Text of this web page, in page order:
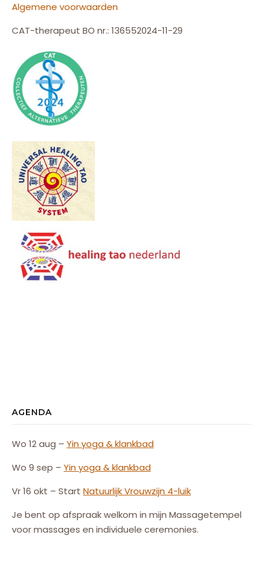
Algemene voorwaarden
CAT-therapeut BO nr.: 136552024-11-29
AGENDA
Wo 12 aug – Yin yoga & klankbad
Wo 9 sep – Yin yoga & klankbad
Vr 16 okt – Start NatuurlijkVrouwzijn 4-luik
Je bent op afspraak welkom in mijn Massagetempel
voor massages en individuele ceremonies.